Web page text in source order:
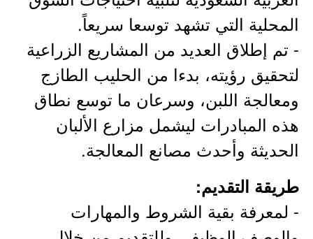
المحلية التي تشهد توسعا سريعاً.
- تم إطلاق العديد من المشاريع الزراعية
لتحقيق رؤيته، بدءا من الحليب الطازج
ومعالجة اللبن، وسرعان ما توسع نطاق
هذه المبادرات ليشمل مزارع الألبان
الحديثة وأحدث مصانع المعالجة.
طريقة التقديم:
- لمعرفة بقية الشروط والمهارات